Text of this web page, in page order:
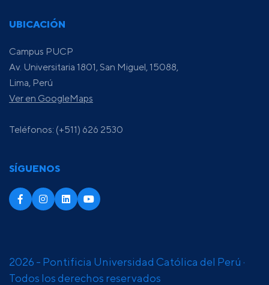
UBICACIÓN
Campus PUCP
Av. Universitaria 1801, San Miguel, 15088,
Lima, Perú
Ver en GoogleMaps
Teléfonos: (+511) 626 2530
SÍGUENOS
2026 - Pontificia Universidad Católica del Perú ·
Todos los derechos reservados